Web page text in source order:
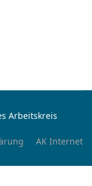
Arbeitskreis
AK Internet